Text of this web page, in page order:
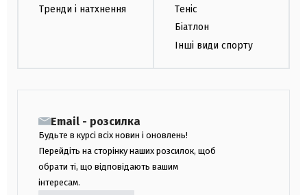
Тренди і натхнення
Теніс
Біатлон
Інші види спорту
Email - розсилка
Будьте в курсі всіх новин і оновлень!
Перейдіть на сторінку наших розсилок, щоб
обрати ті, що відповідають вашим
інтересам.